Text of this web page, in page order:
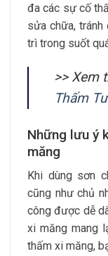
đa các sự cố
sửa chữa,
trì trong suốt
>> Xem
Thấm
Những lưu ý
măng
Khi dùng sơn
cũng như chủ
công được dễ
xi măng mang
thấm xi măng,